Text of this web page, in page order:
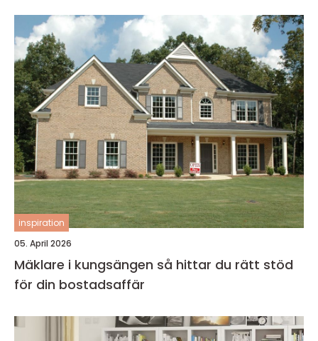
inspiration
05. April 2026
Mäklare i kungsängen så hittar du rätt stöd
för din bostadsaffär